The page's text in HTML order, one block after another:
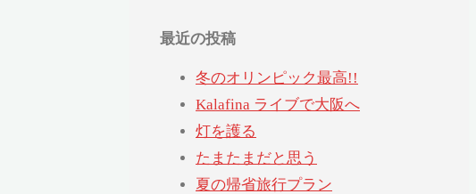
最近の投稿
冬のオリンピック最高!!
Kalafina ライブで大阪へ
灯を護る
たまたまだと思う
夏の帰省旅行プラン